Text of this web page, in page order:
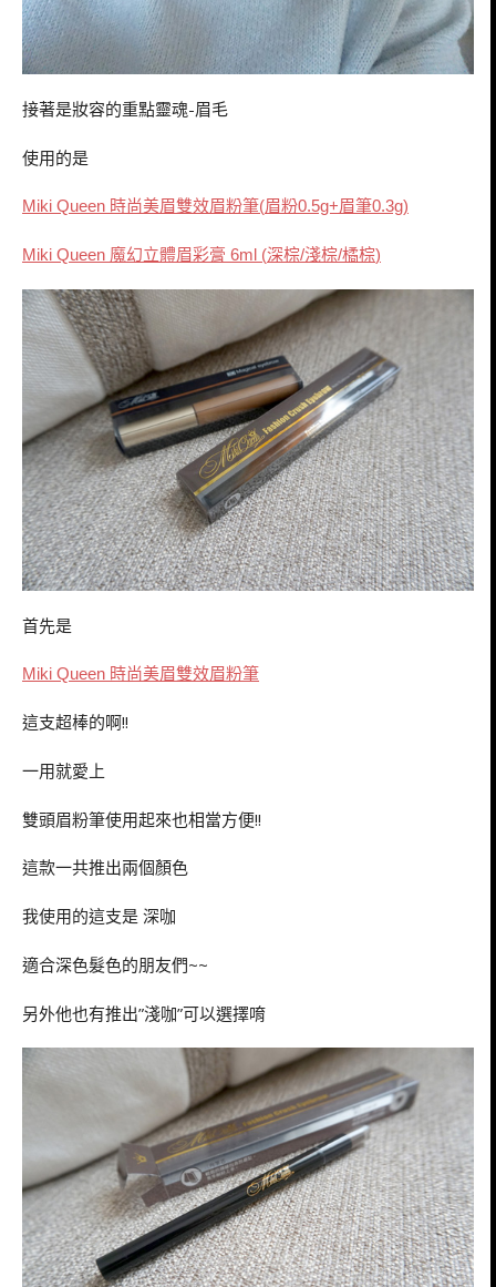
接著是妝容的重點靈魂-眉毛
使用的是
Miki Queen 時尚美眉雙效眉粉筆(眉粉0.5g+眉筆0.3g)
Miki Queen 魔幻立體眉彩膏 6ml (深棕/淺棕/橘棕)
首先是
Miki Queen 時尚美眉雙效眉粉筆
這支超棒的啊!!
一用就愛上
雙頭眉粉筆使用起來也相當方便!!
這款一共推出兩個顏色
我使用的這支是 深咖
適合深色髮色的朋友們~~
另外他也有推出”淺咖”可以選擇唷